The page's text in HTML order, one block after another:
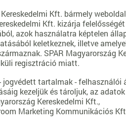
Kft. bármely
Kft. kizárja
azok használatra képtelen
keletkeznek, illetve
SPAR Magyarország
regisztráció miatt.
jogvédett tartalmak -
kezeljük és tároljuk, az
Kereskedelmi Kft.,
Marketing Kommunikációs